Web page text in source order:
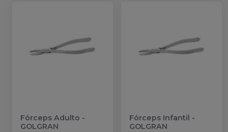
Fórceps Adulto -
GOLGRAN
Fórceps Infantil -
GOLGRAN